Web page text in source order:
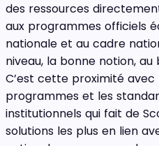
des ressources
aux programmes officiels
nationale et au cadre
niveau, la bonne notion,
C’est cette proximité avec
programmes et les
institutionnels qui fait de
solutions les plus en lien